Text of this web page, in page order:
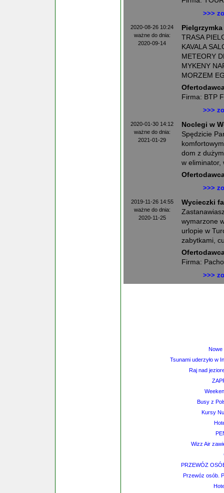
>>>
2020-08-26 10:24
ważne do dnia:
2020-09-14
TRASA
KAVALA
METEORY
MYKENY
MORZEM
Firma: BTP
>>>
2020-01-30 14:12
ważne do dnia:
2021-01-29
Noclegi w
Spędzicie
dom z
w eliminator,
>>>
2019-11-26 14:55
ważne do dnia:
2020-11-25
Wycieczki
wymarzone
urlopie w
zabytkami,
Firma:
>>>
Nowe
Tsunami uderzyło w
Raj nad
Busy z
Kursy
Wizz Air
PRZEWÓZ
Przewóz osób.